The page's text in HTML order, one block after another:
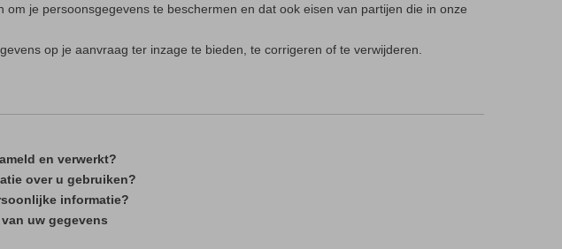
je persoonsgegevens te beschermen en dat ook eisen van partijen die in onze
op je aanvraag ter inzage te bieden, te corrigeren of te verwijderen.
en verwerkt?
over u gebruiken?
informatie?
uw gegevens